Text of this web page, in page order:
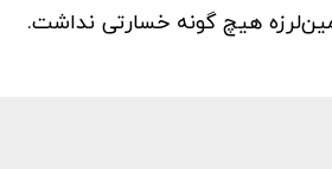
هیچ گونه خسارتی نداشت.